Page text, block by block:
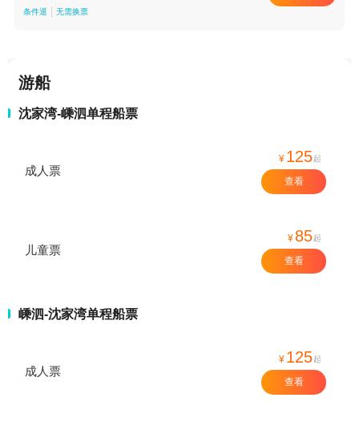
条件退 无需换票
游船
沈家湾-嵊泗单程船票
成人票
¥ 125起
查看
儿童票
¥ 85起
查看
嵊泗-沈家湾单程船票
成人票
¥ 125起
查看